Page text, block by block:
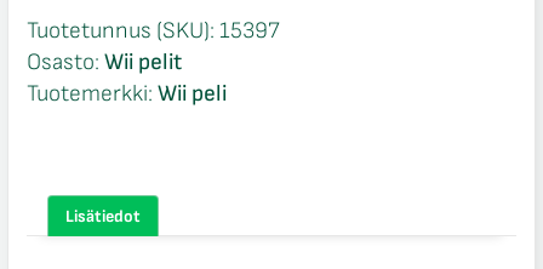
CIB
Wii
määrä
Tuotetunnus (SKU): 15397
Osasto: Wii pelit
Tuotemerkki: Wii peli
Lisätiedot